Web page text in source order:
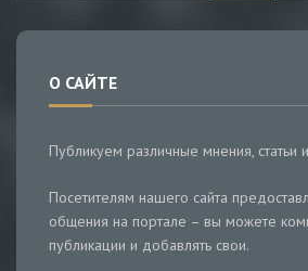
О САЙТЕ
Публикуем различные мнения, статьи
Посетителям нашего сайта
общения на портале – вы можете
публикации и добавлять свои.